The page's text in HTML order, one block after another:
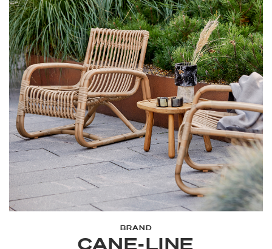
BRAND
CANE-LINE